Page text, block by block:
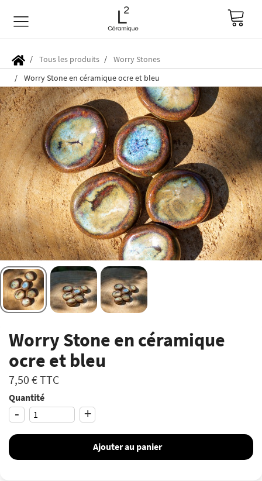
Tous les produits
Worry Stones
Worry Stone en céramique ocre et bleu
Worry Stone en céramique
ocre et bleu
7,50 €TTC
Quantité
- +
Ajouter au panier